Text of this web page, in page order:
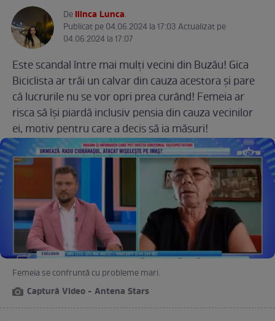
DeIlinca Lunca.
Publicat pe 04.06.2024 la 17:03 Actualizat pe
04.06.2024 la 17:07
Este scandal între mai mulți vecini din Buzău! Gica
Biciclista ar trăi un calvar din cauza acestora și pare
că lucrurile nu se vor opri prea curând! Femeia ar
risca să își piardă inclusiv pensia din cauza vecinilor
ei, motiv pentru care a decis să ia măsuri!
Femeia se confruntă cu probleme mari.
Captură Video - Antena Stars